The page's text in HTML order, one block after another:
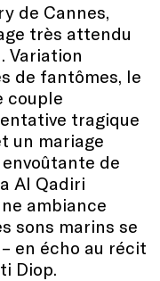
de Cannes,
très attendu
Variation
de fantômes, le
couple
tragique
un mariage
de
Al Qadiri
ambiance
sons marins se
en écho au récit
Diop.